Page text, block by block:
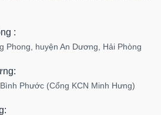
:
Phong, huyện An Dương, Hải Phòng
Phước (Cổng KCN Minh Hưng)